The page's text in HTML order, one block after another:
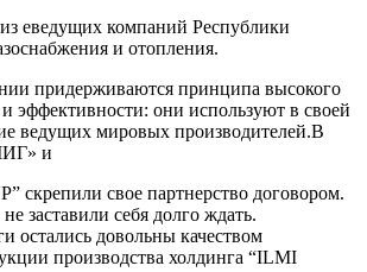
eведущих компаний Республики
и отопления.
придерживаются принципа высокого
эффективности: они используют в своей
ведущих мировых производителей.В
и
скрепили свое партнерство договором.
заставили себя долго ждать.
остались довольны качеством
производства холдинга “ILMI